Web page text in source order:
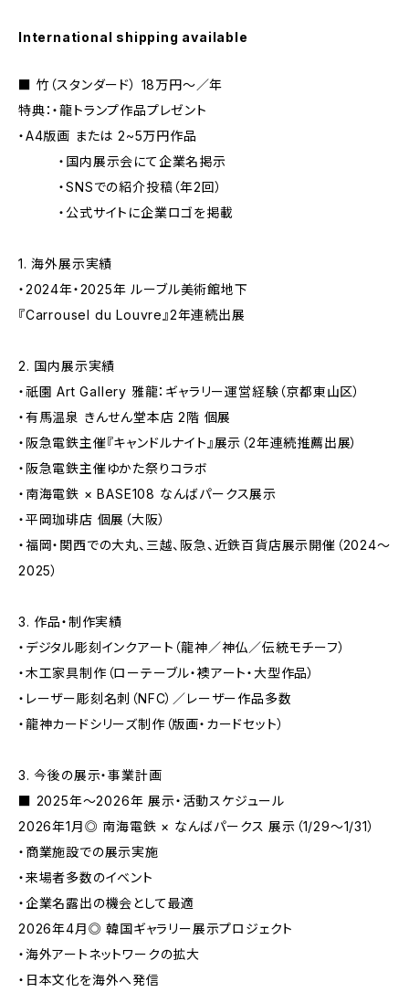
International shipping available
■ 竹（スタンダード） 18万円〜／年
特典：・龍トランプ作品プレゼント
・A4版画 または 2~5万円作品
・国内展示会にて企業名掲示
・SNSでの紹介投稿（年2回）
・公式サイトに企業ロゴを掲載
1. 海外展示実績
・2024年・2025年 ルーブル美術館地下
『Carrousel du Louvre』2年連続出展
2. 国内展示実績
・祇園 Art Gallery 雅龍：ギャラリー運営経験（京都東山区）
・有馬温泉 きんせん堂本店 2階 個展
・阪急電鉄主催『キャンドルナイト』展示（2年連続推薦出展）
・阪急電鉄主催ゆかた祭りコラボ
・南海電鉄 × BASE108 なんばパークス展示
・平岡珈琲店 個展（大阪）
・福岡・関西での大丸、三越、阪急、近鉄百貨店展示開催（2024〜
2025）
3. 作品・制作実績
・デジタル彫刻インクアート（龍神／神仏／伝統モチーフ）
・木工家具制作（ローテーブル・襖アート・大型作品）
・レーザー彫刻名刺（NFC）／レーザー作品多数
・龍神カードシリーズ制作（版画・カードセット）
3. 今後の展示・事業計画
■ 2025年〜2026年 展示・活動スケジュール
2026年1月◎ 南海電鉄 × なんばパークス 展示（1/29〜1/31）
・商業施設での展示実施
・来場者多数のイベント
・企業名露出の機会として最適
2026年4月◎ 韓国ギャラリー展示プロジェクト
・海外アートネットワークの拡大
・日本文化を海外へ発信